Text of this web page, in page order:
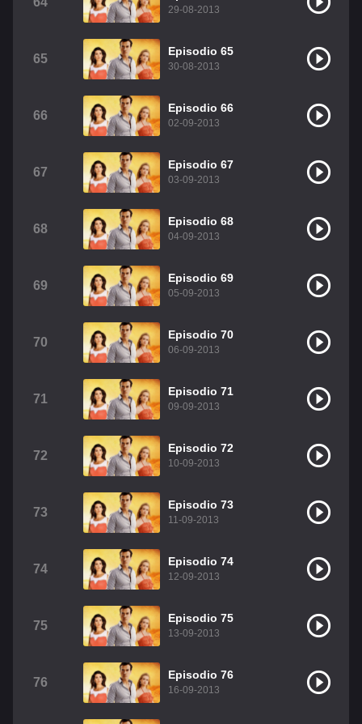
29-08-2013
65
Episodio 65
30-08-2013
66
Episodio 66
02-09-2013
67
Episodio 67
03-09-2013
68
Episodio 68
04-09-2013
69
Episodio 69
05-09-2013
70
Episodio 70
06-09-2013
71
Episodio 71
09-09-2013
72
Episodio 72
10-09-2013
73
Episodio 73
11-09-2013
74
Episodio 74
12-09-2013
75
Episodio 75
13-09-2013
76
Episodio 76
16-09-2013